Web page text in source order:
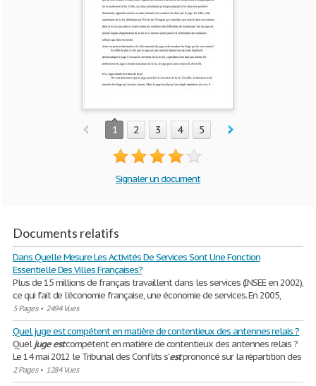
1 2 3 4 5
Signaler un document
Documents relatifs
Dans Quelle Mesure Les Activités De Services Sont Une Fonction
Essentielle Des Villes Françaises?
Plus de 15 millions de français travaillent dans les services (INSEE en 2002),
ce qui fait de l’économie française, une économie de services. En 2005,
5 Pages• 2494 Vues
Quel juge est compétent en matière de contentieux des antennes relais ?
Queljuge estcompétent en matière de contentieux des antennes relais ?
Le 14 mai 2012 le Tribunal des Conflits s'estprononcé sur la répartition des
2 Pages• 1284 Vues